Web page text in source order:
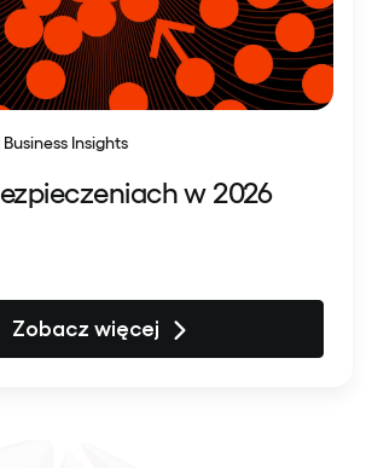
Insights
w 2026
Zobacz więcej